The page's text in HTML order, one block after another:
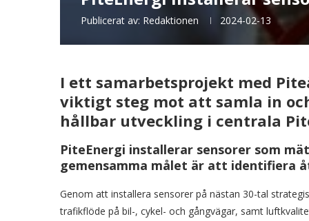
Publicerat av: Redaktionen 2024-02-13
I ett samarbetsprojekt med
viktigt steg mot att samla in
hållbar utveckling i centrala
PiteEnergi installerar sensorer som
gemensamma målet är att identifiera
Genom att installera sensorer på nästan 30-tal
trafikflöde på bil-, cykel- och gångvägar, samt